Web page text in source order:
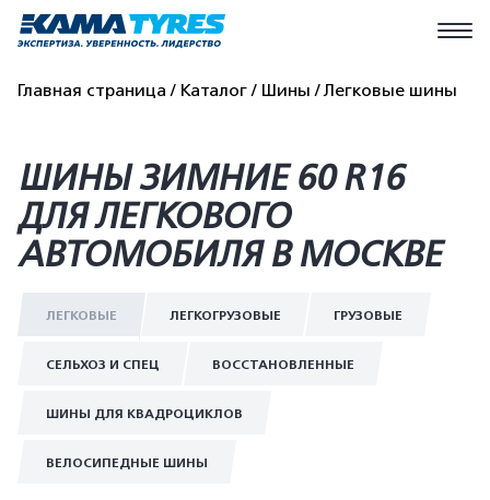
Главная страница Каталог Шины Легковые шины
ШИНЫ ЗИМНИЕ 60 R16
ДЛЯ ЛЕГКОВОГО
АВТОМОБИЛЯ В МОСКВЕ
ЛЕГКОВЫЕ ЛЕГКОГРУЗОВЫЕ ГРУЗОВЫЕ
СЕЛЬХОЗ И СПЕЦ ВОССТАНОВЛЕННЫЕ
ШИНЫ ДЛЯ КВАДРОЦИКЛОВ
ВЕЛОСИПЕДНЫЕ ШИНЫ